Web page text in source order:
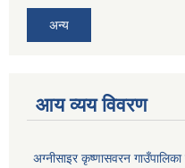
अन्य
आय व्यय विवरण
अग्नीसाइर कृष्णासवरन